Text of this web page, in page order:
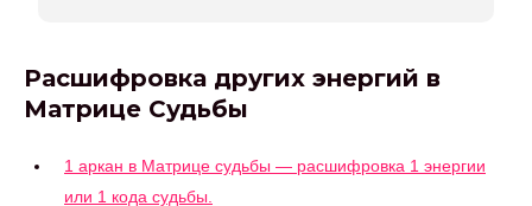
Расшифровка других энергий в
Матрице Судьбы
1 аркан в Матрице судьбы — расшифровка 1 энергии
или 1 кода судьбы.